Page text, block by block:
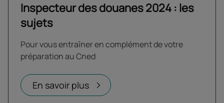
Inspecteur des douanes 2024 : les
sujets
Pour vous entraîner en complément de votre
préparation au Cned
En savoir plus